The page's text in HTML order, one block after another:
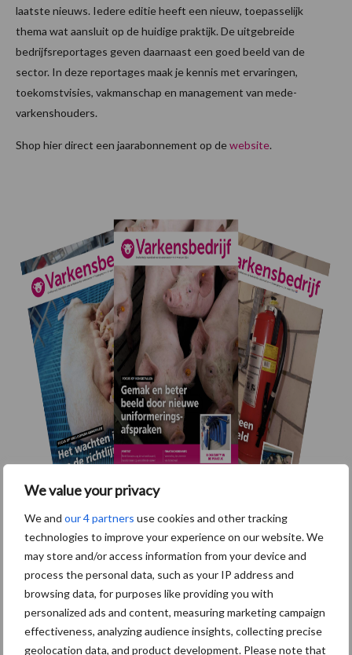
We value your privacy
We and our 4 partners use cookies and other tracking
technologies to improve your experience on our website. We
may store and/or access information from your device and
process the personal data, such as your IP address and
browsing data, for purposes like providing you with
personalized ads and content, measuring marketing campaign
effectiveness, analyzing audience insights, collecting precise
geolocation data, and product development. Please note that
laatste nieuws. Iedere editie heeft een nieuw, toepasselijk
thema wat aansluit op de huidige praktijk. De uitgebreide
bedrijfsreportages geven daarnaast een goed beeld van de
sector. In deze reportages maak je kennis met ervaringen,
toekomstvisies, vakmanschap en management van mede-
varkenshouders.
Shop hier direct een jaarabonnement op dewebsite.
Themapagina's
Maak uw keuze: